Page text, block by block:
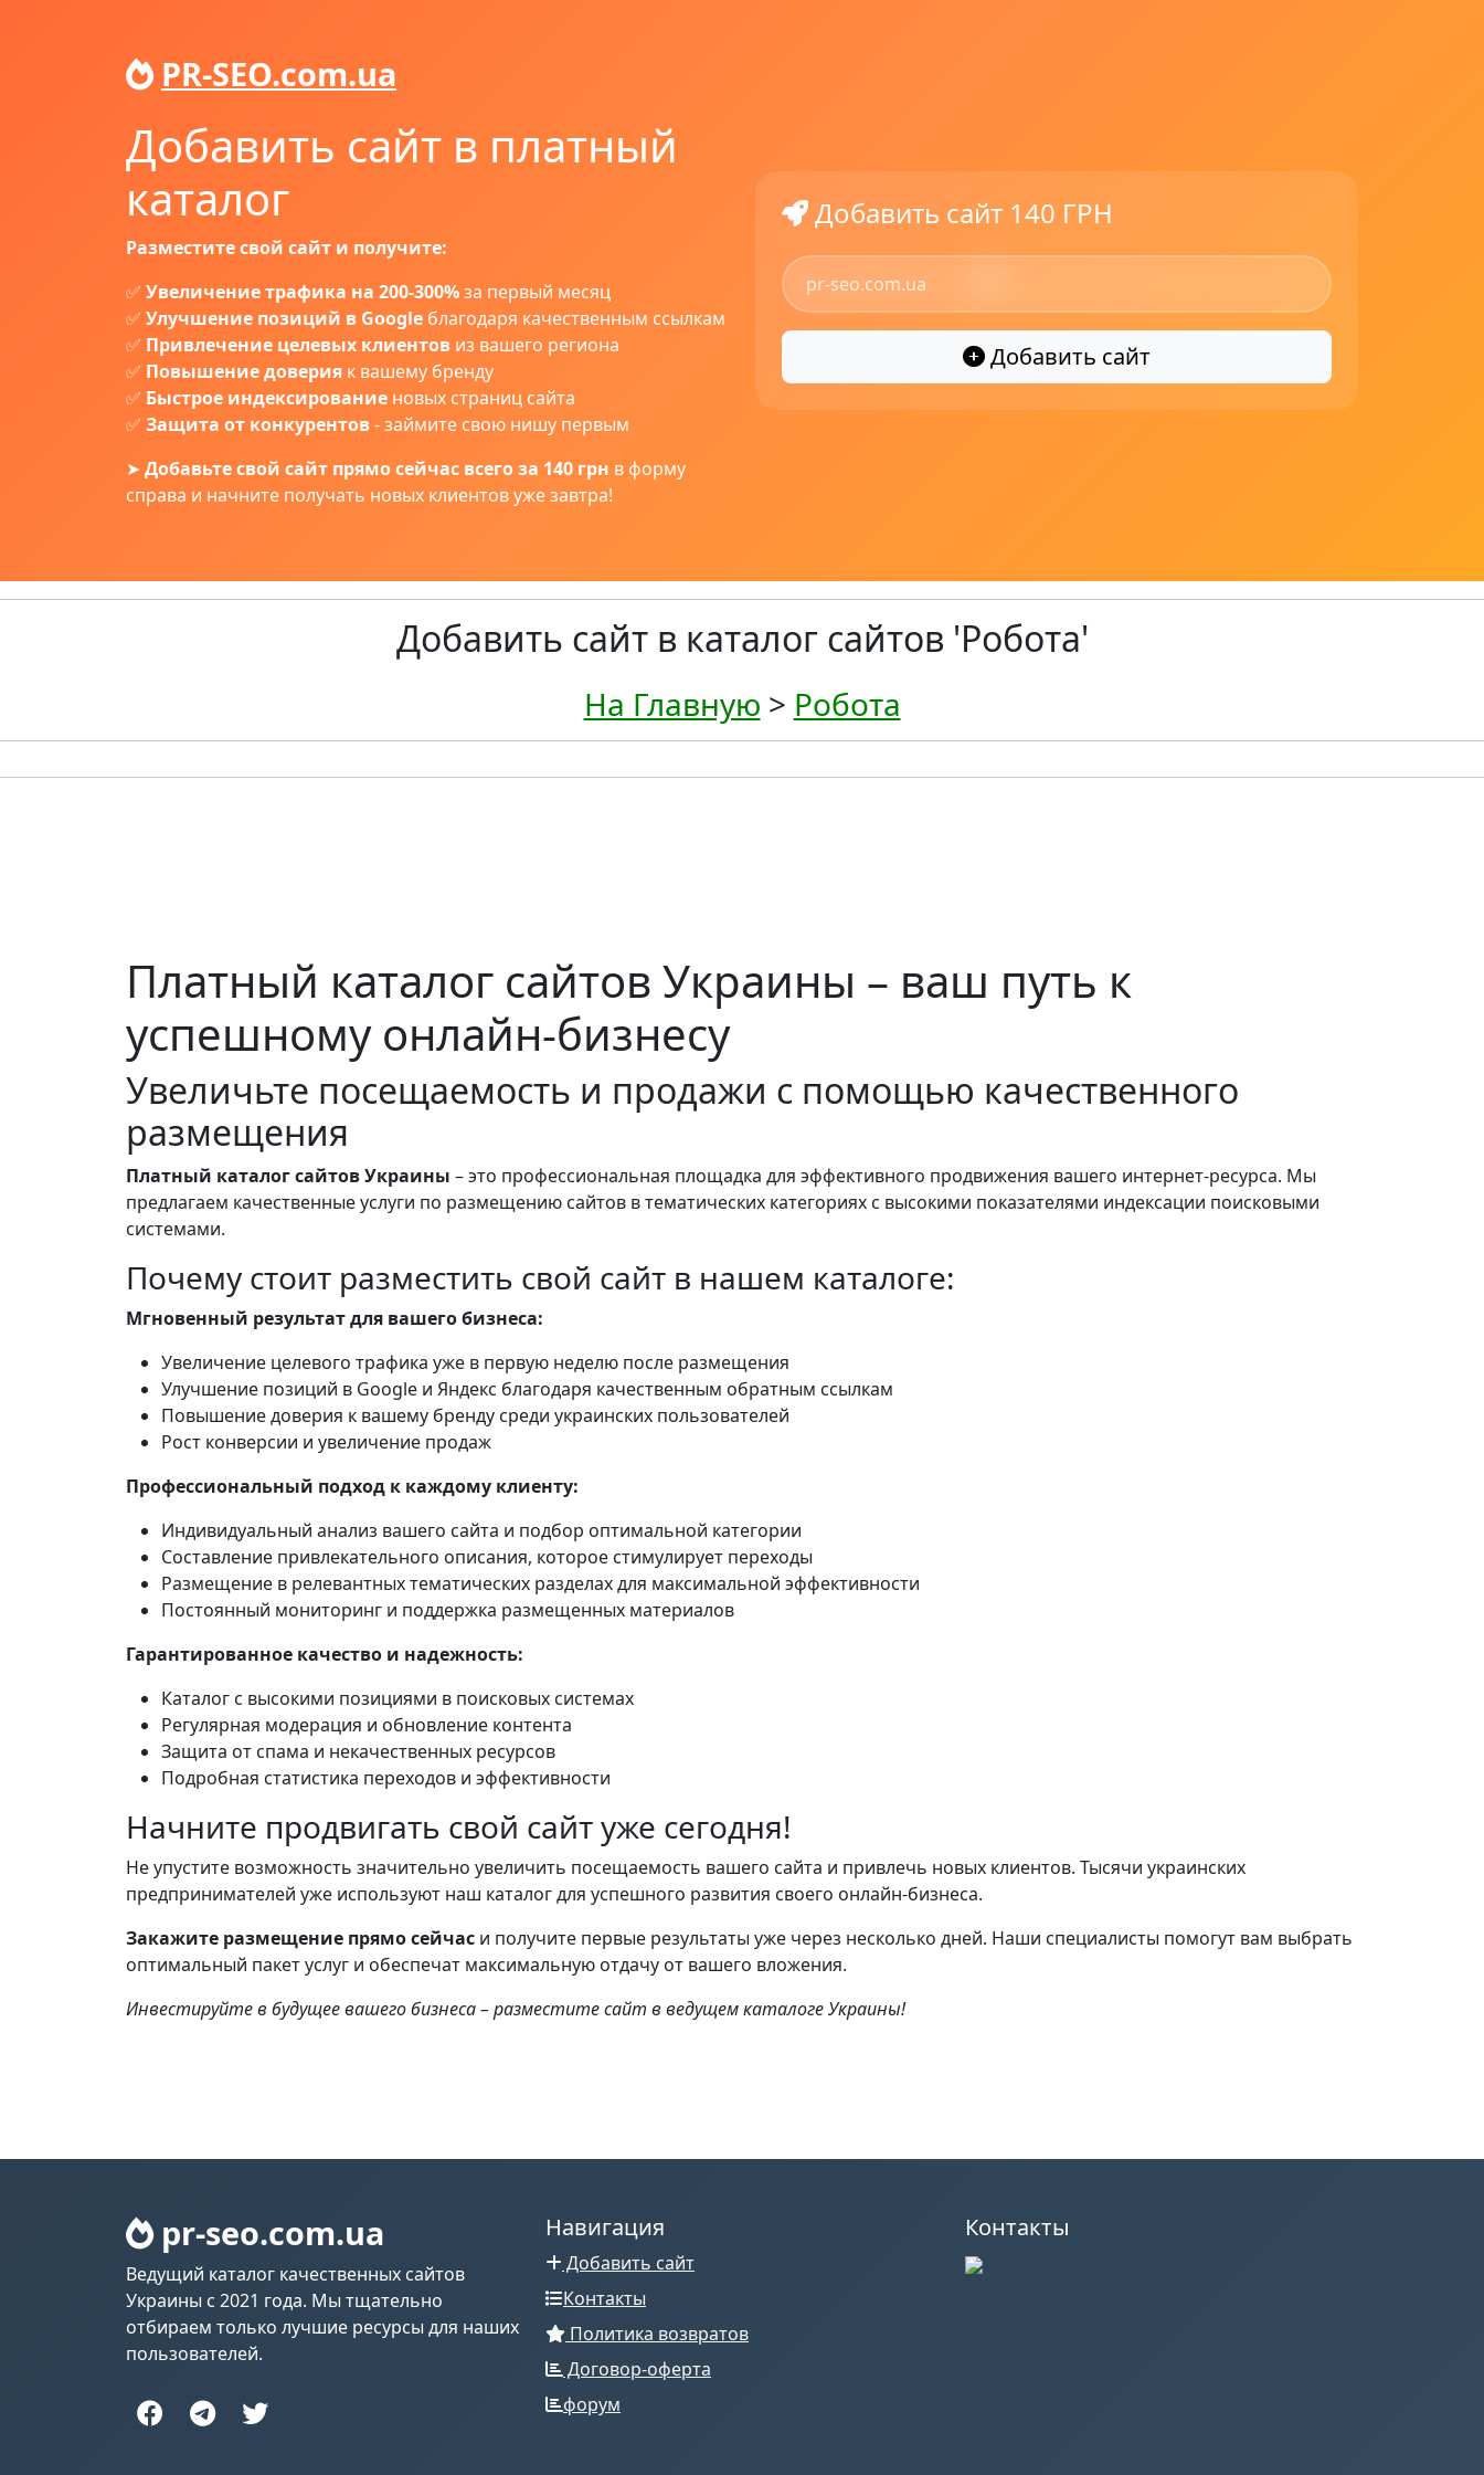
PR-SEO.com.ua
Добавить сайт в платный
каталог
Разместите свой сайт и получите:
✅ Увеличение трафика на 200-300%за первый месяц
✅ Улучшение позиций в Google благодаря качественным ссылкам
✅ Привлечение целевых клиентов из вашего региона
✅ Повышение доверия к вашему бренду
✅ Быстрое индексирование новых страниц сайта
✅ Защита от конкурентов- займите свою нишу первым
➤ Добавьте свой сайт прямо сейчас всего за 140 грн в форму
справа и начните получать новых клиентов уже завтра!
Добавить сайт 140 ГРН
Добавить сайт
Добавить сайт в каталог сайтов 'Робота'
На Главную > Робота
Платный каталог сайтов Украины – ваш путь к
успешному онлайн-бизнесу
Увеличьте посещаемость и продажи с помощью качественного
размещения
Платный каталог сайтов Украины – это профессиональная площадка для эффективного продвижения вашего интернет-ресурса. Мы
предлагаем качественные услуги по размещению сайтов в тематических категориях с высокими показателями индексации поисковыми
системами.
Почему стоит разместить свой сайт в нашем каталоге:
Мгновенный результат для вашего бизнеса:
Увеличение целевого трафика уже в первую неделю после размещения
Улучшение позиций в Google и Яндекс благодаря качественным обратным ссылкам
Повышение доверия к вашему бренду среди украинских пользователей
Рост конверсии и увеличение продаж
Профессиональный подход к каждому клиенту:
Индивидуальный анализ вашего сайта и подбор оптимальной категории
Составление привлекательного описания, которое стимулирует переходы
Размещение в релевантных тематических разделах для максимальной эффективности
Постоянный мониторинг и поддержка размещенных материалов
Гарантированное качество и надежность:
Каталог с высокими позициями в поисковых системах
Регулярная модерация и обновление контента
Защита от спама и некачественных ресурсов
Подробная статистика переходов и эффективности
Начните продвигать свой сайт уже сегодня!
Не упустите возможность значительно увеличить посещаемость вашего сайта и привлечь новых клиентов. Тысячи украинских
предпринимателей уже используют наш каталог для успешного развития своего онлайн-бизнеса.
Закажите размещение прямо сейчас и получите первые результаты уже через несколько дней. Наши специалисты помогут вам выбрать
оптимальный пакет услуг и обеспечат максимальную отдачу от вашего вложения.
Инвестируйте в будущее вашего бизнеса – разместите сайт в ведущем каталоге Украины!
pr-seo.com.ua
Ведущий каталог качественных сайтов
Украины с 2021 года. Мы тщательно
отбираем только лучшие ресурсы для наших
пользователей.
Навигация
Добавить сайт
Контакты
Политика возвратов
Договор-оферта
форум
Контакты